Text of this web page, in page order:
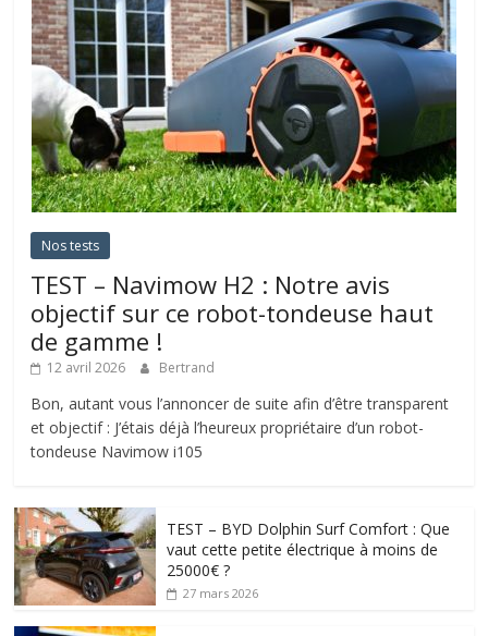
Nos tests
TEST – Navimow H2 : Notre avis
objectif sur ce robot-tondeuse haut
de gamme !
12 avril 2026 Bertrand
Bon, autant vous l’annoncer de suite afin d’être transparent
et objectif : J’étais déjà l’heureux propriétaire d’un robot-
tondeuse Navimow i105
TEST – BYD Dolphin Surf Comfort : Que
vaut cette petite électrique à moins de
25000€ ?
27 mars 2026